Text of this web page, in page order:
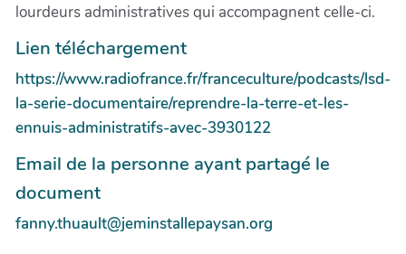
lourdeurs administratives qui accompagnent celle-ci.
Lien téléchargement
https://www.radiofrance.fr/franceculture/podcasts/lsd-
la-serie-documentaire/reprendre-la-terre-et-les-
ennuis-administratifs-avec-3930122
Email de la personne ayant partagé le
document
fanny.thuault@jeminstallepaysan.org